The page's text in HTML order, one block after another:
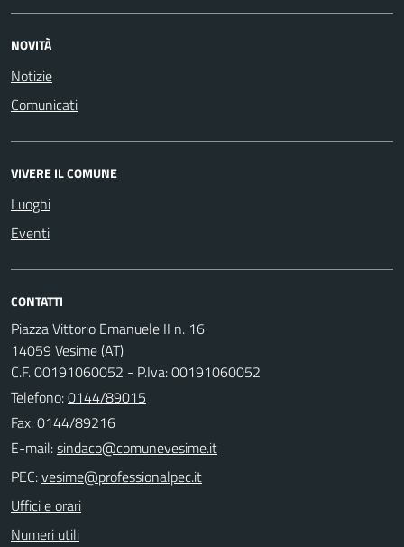
NOVITÀ
Notizie
Comunicati
VIVERE IL COMUNE
Luoghi
Eventi
CONTATTI
Piazza Vittorio Emanuele II n. 16
14059 Vesime (AT)
C.F. 00191060052 - P.Iva: 00191060052
Telefono:0144/89015
Fax: 0144/89216
E-mail:
PEC:
Uffici e orari
Numeri utili